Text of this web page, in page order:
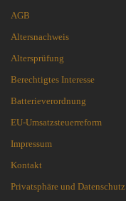
AGB
Altersnachweis
Altersprüfung
Berechtigtes Interesse
Batterieverordnung
EU-Umsatzsteuerreform
Impressum
Kontakt
Privatsphäre und Datenschutz